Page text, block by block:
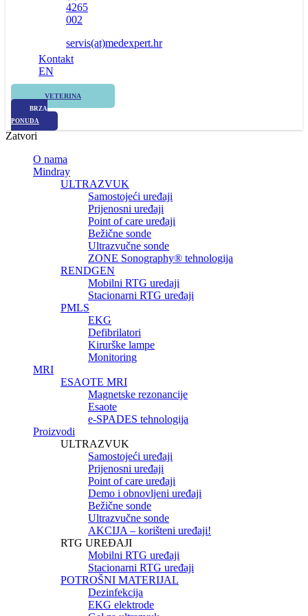
4265
002
servis(at)medexpert.hr
Kontakt
EN
VETERINA
BRZA
PONUDA
Zatvori
O nama
Mindray
ULTRAZVUK
Samostojeći uređaji
Prijenosni uređaji
Point of care uređaji
Bežične sonde
Ultrazvučne sonde
ZONE Sonography® tehnologija
RENDGEN
Mobilni RTG uredaji
Stacionarni RTG uređaji
PMLS
EKG
Defibrilatori
Kirurške lampe
Monitoring
MRI
ESAOTE MRI
Magnetske rezonancije
Esaote
e-SPADES tehnologija
Proizvodi
ULTRAZVUK
Samostojeći uređaji
Prijenosni uređaji
Point of care uređaji
Demo i obnovljeni uređaji
Bežične sonde
Ultrazvučne sonde
AKCIJA – korišteni uređaji!
RTG UREĐAJI
Mobilni RTG uređaji
Stacionarni RTG uređaji
POTROŠNI MATERIJAL
Dezinfekcija
EKG elektrode